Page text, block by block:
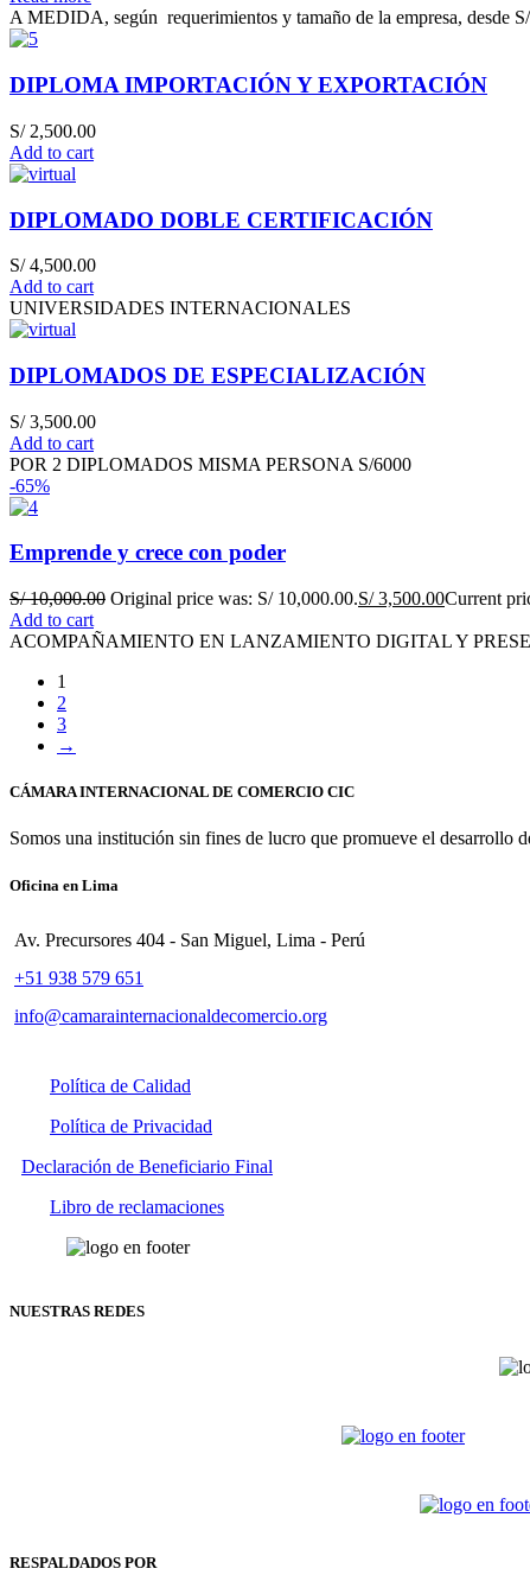
A MEDIDA, según requerimientos y tamaño de la empresa, desde
DIPLOMA IMPORTACIÓN Y EXPORTACIÓN
S/2,500.00
Add to cart
DIPLOMADO DOBLE CERTIFICACIÓN
S/4,500.00
Add to cart
UNIVERSIDADES INTERNACIONALES
DIPLOMADOS DE ESPECIALIZACIÓN
S/3,500.00
Add to cart
POR 2 DIPLOMADOS MISMA PERSONA S/6000
-65%
Emprende y crece con poder
S/10,000.00 Original price was: S/ 10,000.00.S/3,500.00Current
Add to cart
ACOMPAÑAMIENTO EN LANZAMIENTO DIGITAL Y
1
2
3
→
CÁMARA INTERNACIONAL DE COMERCIO CIC
Somos una institución sin fines de lucro que promueve el desarrollo
Oficina en Lima
Av. Precursores 404 - San Miguel, Lima - Perú
+51 938 579 651
info@camarainternacionaldecomercio.org
Política de Calidad
Política de Privacidad
Declaración de Beneficiario Final
Libro de reclamaciones
NUESTRAS REDES
RESPALDADOS POR